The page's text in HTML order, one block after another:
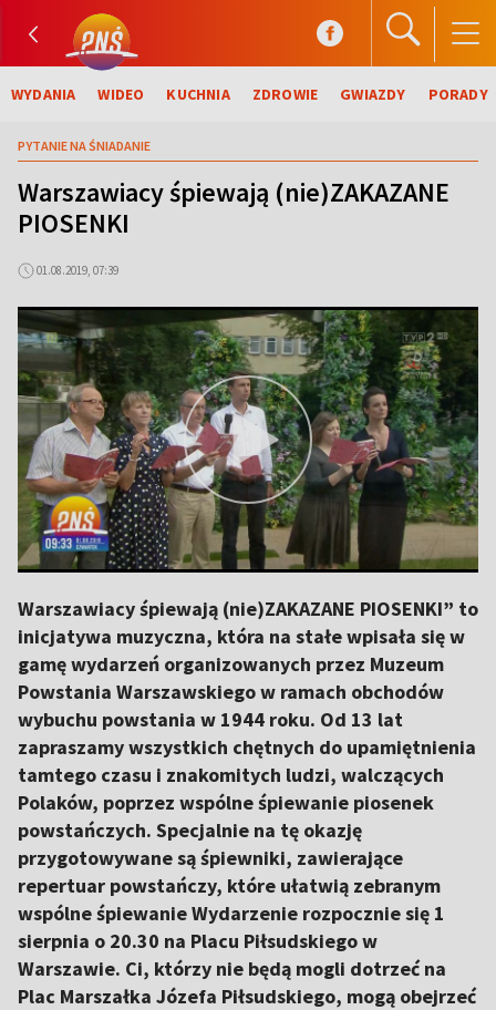
WYDANIA WIDEO KUCHNIA ZDROWIE GWIAZDY PORADY
PYTANIE NA ŚNIADANIE
Warszawiacy śpiewają (nie)ZAKAZANE
PIOSENKI
01.08.2019, 07:39
Warszawiacy śpiewają (nie)ZAKAZANE PIOSENKI” to
inicjatywa muzyczna, która na stałe wpisała się w
gamę wydarzeń organizowanych przez Muzeum
Powstania Warszawskiego w ramach obchodów
wybuchu powstania w 1944 roku. Od 13 lat
zapraszamy wszystkich chętnych do upamiętnienia
tamtego czasu i znakomitych ludzi, walczących
Polaków, poprzez wspólne śpiewanie piosenek
powstańczych. Specjalnie na tę okazję
przygotowywane są śpiewniki, zawierające
repertuar powstańczy, które ułatwią zebranym
wspólne śpiewanie Wydarzenie rozpocznie się 1
sierpnia o 20.30 na Placu Piłsudskiego w
Warszawie. Ci, którzy nie będą mogli dotrzeć na
Plac Marszałka Józefa Piłsudskiego, mogą obejrzeć